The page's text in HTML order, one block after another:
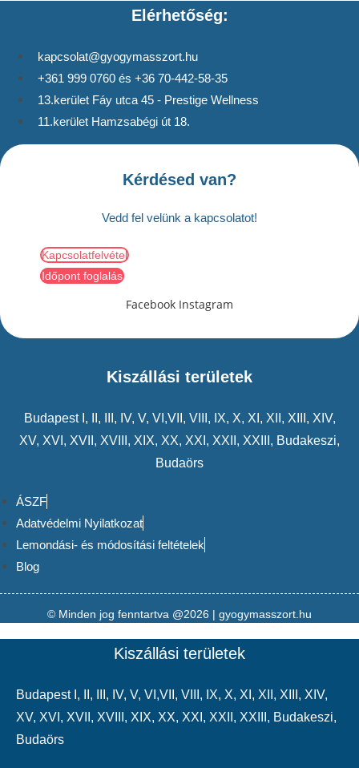
Elérhetőség:
kapcsolat@gyogymasszort.hu
+361 999 0760 és +36 70-442-58-35
13.kerület Fáy utca 45 - Prestige Wellness
11.kerület Hamzsabégi út 18.
Kérdésed van?
Vedd fel velünk a kapcsolatot!
Kapcsolatfelvétel
Időpont foglalás
Facebook Instagram
Kiszállási területek
Budapest , , , IV, V, VI ,VII, VIII , IX, X, XI , XII , XIII , XIV,
XV, XVI , XVII , XVIII , XIX, XX, XXI , XXII , XXIII , Budakeszi,
Budaörs
ÁSZF
Adatvédelmi Nyilatkozat
Lemondási- és módosítási feltételek
Blog
© Minden jog fenntartva @2026 | gyogymasszort.hu
Kiszállási területek
Budapest , , , IV, V, VI ,VII, VIII , IX, X, XI , XII , XIII , XIV,
XV, XVI , XVII , XVIII , XIX, XX, XXI , XXII , XXIII , Budakeszi,
Budaörs